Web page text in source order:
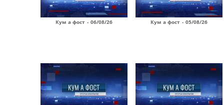
Кум а фост - 06/08/26 Кум а фост - 05/08/26